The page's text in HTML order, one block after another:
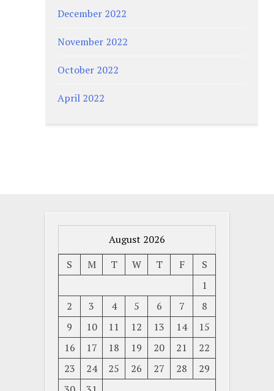
December 2022
November 2022
October 2022
April 2022
August 2026
S
M T W T F
S
1
2
3 4 5 6 7
8
9
10 11 12 13 14
15
16
17 18 19 20 21
22
23
24 25 26 27 28
29